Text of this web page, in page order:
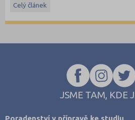
informacemi.
Celý článek
JSME TAM, KDE
Poradenství v přípravě ke studiu